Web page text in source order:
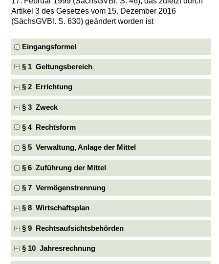
Artikel 3 des Gesetzes vom 15. Dezember 2016
(SächsGVBl. S. 630) geändert worden ist
Eingangsformel
§ 1 Geltungsbereich
§ 2 Errichtung
§ 3 Zweck
§ 4 Rechtsform
§ 5 Verwaltung, Anlage der Mittel
§ 6 Zuführung der Mittel
§ 7 Vermögenstrennung
§ 8 Wirtschaftsplan
§ 9 Rechtsaufsichtsbehörden
§ 10 Jahresrechnung